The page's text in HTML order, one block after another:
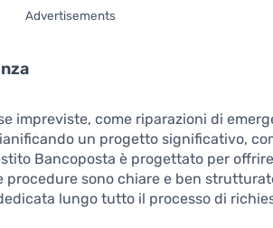
Advertisements
impreviste, come riparazioni di
un progetto significativo,
Bancoposta è progettato per offrire
procedure sono chiare e ben
lungo tutto il processo di